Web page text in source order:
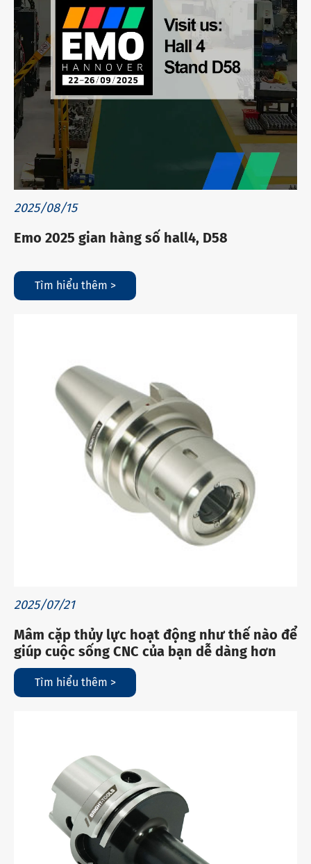
2025/08/15
Emo 2025 gian hàng số hall4, D58
Tìm hiểu thêm >
2025/07/21
Mâm cặp thủy lực hoạt động như thế nào để
giúp cuộc sống CNC của bạn dễ dàng hơn
Tìm hiểu thêm >